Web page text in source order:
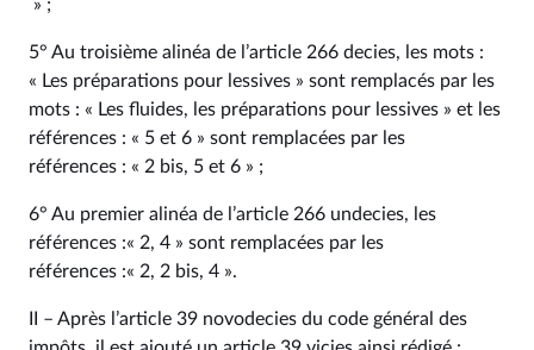
» ;
5° Au troisième alinéa de l’article 266 decies, les mots :
« Les préparations pour lessives » sont remplacés par les
mots : « Les fluides, les préparations pour lessives » et les
références : « 5 et 6 » sont remplacées par les
références : « 2 bis, 5 et 6 » ;
6° Au premier alinéa de l’article 266 undecies, les
références :« 2, 4 » sont remplacées par les
références :« 2, 2 bis, 4 ».
II – Après l’article 39 novodecies du code général des